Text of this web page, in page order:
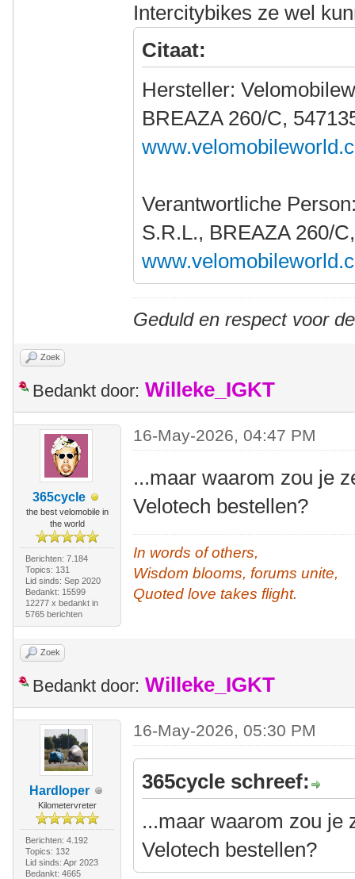
Intercitybikes ze wel
Citaat:
Hersteller:
BREAZA 260/C,
Verantwortliche
S.R.L., BREAZA 260/
Geduld en respect voor
Zoek
Bedankt door: Willeke_IGKT
365cycle
the best velomobile in
the world
Berichten: 7.184
Topics: 131
Lid sinds: Sep 2020
Bedankt: 15599
12277 x bedankt in
5765 berichten
16-May-2026, 04:47 PM
...maar waarom zou je
Velotech bestellen?
In words of others,
Wisdom blooms, forums unite,
Quoted love takes flight.
Zoek
Bedankt door: Willeke_IGKT
Hardloper
Kilometervreter
Berichten: 4.192
Topics: 132
Lid sinds: Apr 2023
Bedankt: 4665
16-May-2026, 05:30 PM
365cycle schreef:
...maar waarom zou je
Velotech bestellen?